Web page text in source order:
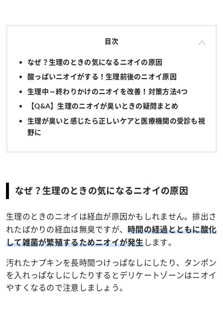
目次
なぜ？生理のときの気になるニオイの原因
酸っぱいニオイがする！生理前後のニオイ原因
生理中～終わりかけのニオイを改善！対策方法4つ
【Q&A】生理のニオイが臭いときの疑問まとめ
生理が臭いと感じたら正しいケアと医療機関の受診も視
野に
なぜ？生理のときの気になるニオイの原因
生理のときのニオイは経血が原因かもしれません。排出さ
れたばかりの経血は無臭ですが、時間の経過とともに酸化
して雑菌が繁殖するためニオイが発生します。
汚れたナプキンを長時間つけっぱなしにしたり、タンポン
を入れっぱなしにしたりするとデリケートゾーンはニオイ
やすくなるので注意しましょう。